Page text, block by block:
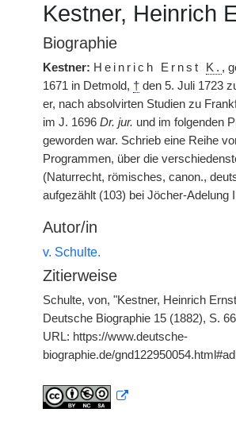
Kestner, Heinrich
Biographie
Kestner: Heinrich Ernst K. ,
1671 in Detmold, † den 5. Juli 1723
er, nach absolvirten Studien zu
im J. 1696 Dr. jur. und im folgenden
geworden war. Schrieb eine Reihe
Programmen, über die
(Naturrecht, römisches, canon.,
aufgezählt (103) bei Jöcher-Adelung
Autor/in
v. Schulte.
Zitierweise
Schulte, von, "Kestner, Heinrich
Deutsche Biographie 15 (1882), S.
URL: https://www.deutsche-
biographie.de/